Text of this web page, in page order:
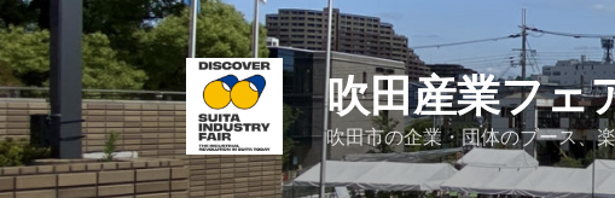
ン
テ
ン
ツ
へ
ス
吹田産業フェ
吹田市の企業・団体のブース、